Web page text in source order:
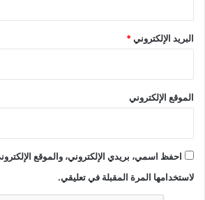
ة
-
م
و
ن
ة
و
ر
ي
البريد الإلكتروني*
الموقع الإلكتروني
احفظ اسمي، بريدي الإلكتروني، والموقع
لاستخدامها المرة المقبلة في تعليقي.